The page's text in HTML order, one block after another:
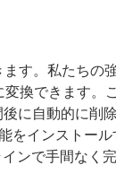
。私たちの
換できます
に自動的に
インストー
ンで手間なく完